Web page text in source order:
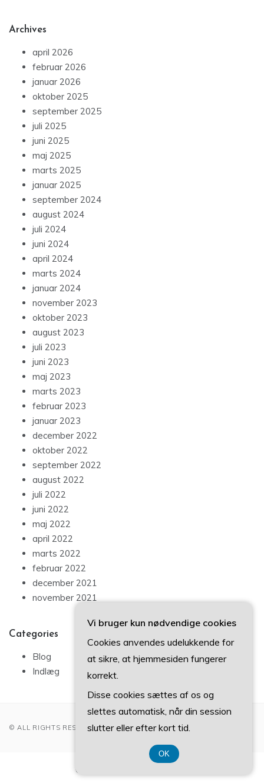
Archives
april 2026
februar 2026
januar 2026
oktober 2025
september 2025
juli 2025
juni 2025
maj 2025
marts 2025
januar 2025
september 2024
august 2024
juli 2024
juni 2024
april 2024
marts 2024
januar 2024
november 2023
oktober 2023
august 2023
juli 2023
juni 2023
maj 2023
marts 2023
februar 2023
januar 2023
december 2022
oktober 2022
september 2022
august 2022
juli 2022
juni 2022
maj 2022
april 2022
marts 2022
februar 2022
december 2021
november 2021
Categories
Blog
Indlæg
© ALL RIGHTS RESERVED 2022
CVR-Nummer 374 077 39
Vi bruger kun nødvendige cookies
Cookies anvendes udelukkende for
at sikre, at hjemmesiden fungerer
korrekt.
Disse cookies sættes af os og
slettes automatisk, når din session
slutter eller efter kort tid.
OK